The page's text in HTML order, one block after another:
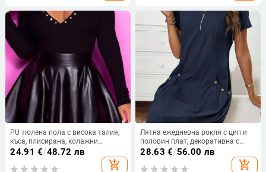
PU тюлена пола с висока талия,
къса, плисирана, колажни
детайли
24.91 €/48.72 лв
add_shopping_cart
Лятна ежедневна рокля с цип и
половин плат, декоративна с
двоен джоб и къс ръкав
28.63 €/56.00 лв
add_shopping_cart